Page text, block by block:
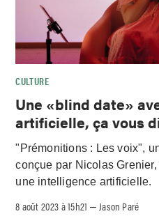
CULTURE
Une «blind date»
artificielle, ça vous
"Prémonitions : Les voix",
conçue par Nicolas
une intelligence artificielle.
8 août 2023 à 15h21 – Jason Paré